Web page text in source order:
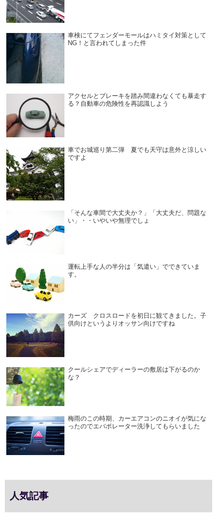
車検にてフェンダーモールはハミタイ対策として
NG！と言われてしまった件
アクセルとブレーキを踏み間違わなくても暴走す
る？自動車の危険性を再認識しよう
車でお城巡り第二弾 夏でも天守は意外と涼しい
ですよ
「そんな車間で大丈夫か？」「大丈夫だ、問題な
い」・・いやいや無理でしょ
運転上手な人の半分は「気遣い」でできていま
す。
カーズ クロスロードを初日に観てきました。子
供向けというよりオッサン向けですね
クールシェアでディーラーの敷居は下がるのか
な？
梅雨のこの時期、カーエアコンのニオイが気にな
ったのでエバポレーター洗浄してもらいました
人気記事